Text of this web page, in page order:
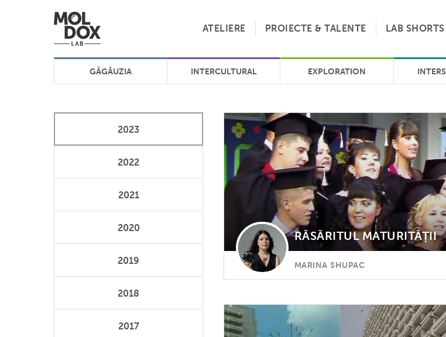
ATELIERE PROIECTE & TALENTE LAB SHORTS
GĂGĂUZIA INTERCULTURAL EXPLORATION
2023
2022
2021
2020
2019
2018
2017
RĂSĂRITUL MATURITĂȚII
MARINA SHUPAC